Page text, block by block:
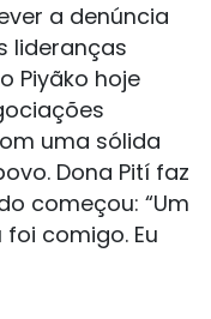
a denúncia
lideranças
Piyãko hoje
uma sólida
Dona Pití faz
começou: “Um
comigo. Eu